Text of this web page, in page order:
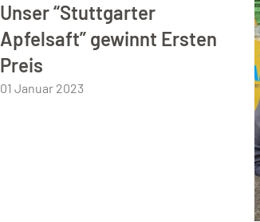
Unser “Stuttgarter
Apfelsaft” gewinnt Ersten
Preis
01 Januar 2023